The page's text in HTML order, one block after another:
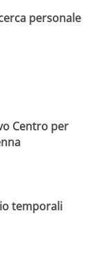
personale
Centro per
temporali